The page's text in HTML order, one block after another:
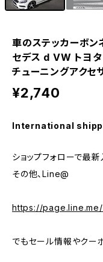
車のステッカーボン
セデス d VW トヨ
チューニングアクセ
¥2,740
International
ショップフォローで最
その他、Line@
https://page.line.me/
でもセール情報やクー